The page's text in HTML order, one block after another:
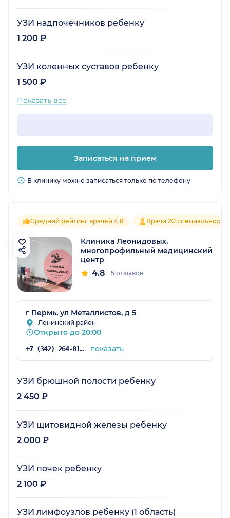
УЗИ надпочечников ребенку
1 200 ₽
УЗИ коленных суставов ребенку
1 500 ₽
Показать все
Записаться на прием
В клинику можно записаться только по телефону
Средний рейтинг врачей 4.8 Врачи 20
Клиника Леонидовых,
многопрофильный медицинский
центр
4.8 5 отзывов
г Пермь, ул Металлистов, д 5
Ленинский район
Открыто до 20:00
+7 (342) 264-01-53 показать
УЗИ брюшной полости ребенку
2 450 ₽
УЗИ щитовидной железы ребенку
2 000 ₽
УЗИ почек ребенку
2 100 ₽
УЗИ лимфоузлов ребенку (1 область)